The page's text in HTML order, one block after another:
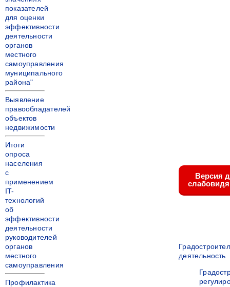
показателей
для оценки
эффективности
деятельности
органов
местного
самоуправления
муниципального
района"
Выявление
правообладателей
объектов
недвижимости
Итоги
опроса
населения
с
применением
IT-
технологий
об
эффективности
деятельности
руководителей
органов
местного
самоуправления
Профилактика
Версия
деятельность